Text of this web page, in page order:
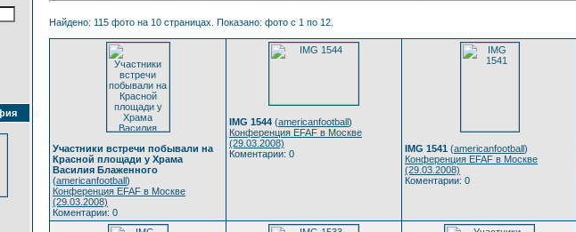
Найдено: 115 фото на 10 страницах. Показано: фото с 1 по 12.
Участники встречи побывали на
Красной площади у Храма
Василия Блаженного
(americanfootball)
Конференция EFAF в Москве
(29.03.2008)
Коментарии: 0
IMG 1544 (americanfootball)
Конференция EFAF в Москве
(29.03.2008)
Коментарии: 0
IMG 1541 (americanfootball)
Конференция EFAF в Москве
(29.03.2008)
Коментарии: 0